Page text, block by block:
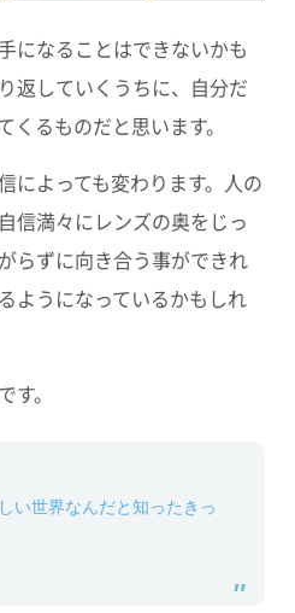
になることはできないかも
返していくうちに、自分だ
くるものだと思います。
によっても変わります。人の
信満々にレンズの奥をじっ
らずに向き合う事ができれ
ようになっているかもしれ
。
い世界なんだと知ったきっ